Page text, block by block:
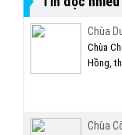
Chùa
Chùa
Hồng,
Chùa